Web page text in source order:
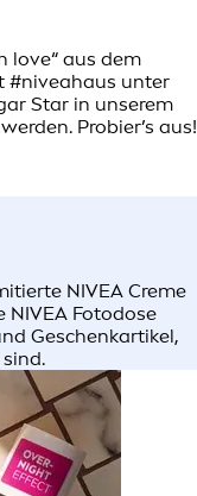
love“ aus dem
#niveahaus unter
Star in unserem
Probier’s aus!
NIVEA Creme
Fotodose
Geschenkartikel,